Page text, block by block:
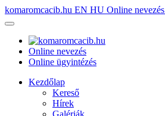
komaromcacib.hu EN HU Online nevezés
Online nevezés
Online ügyintézés
Kezdőlap
Kereső
Hírek
Galériák